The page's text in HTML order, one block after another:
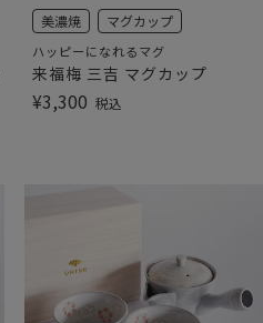
美濃焼 マグカップ
ハッピーになれるマグ
来福梅 三吉 マグカップ
¥3,300 税込